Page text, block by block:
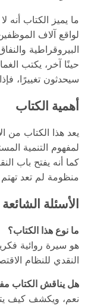
ما يميز الكتاب أنه
لواقع آلاف
البيروقراطية
حينًا آخر، يكتب
سيحدثون تغييرًا،
أهمية الكتاب
يعد هذا الكتاب من
لمفهوم التنمية
كما أنه يفتح باب
منظومة لم تعد تهتم
الأسئلة الشائعة
ما نوع هذا الكتاب؟
هو سيرة روائية
النقدي للنظام
هل يناقش الكتاب
نعم، ويكشف كيف